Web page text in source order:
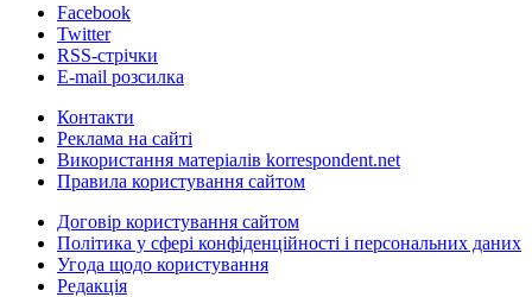
Facebook
Twitter
RSS-стрічки
E-mail розсилка
Контакти
Реклама на сайті
Використання матеріалів korrespondent.net
Правила користування сайтом
Договір користування сайтом
Політика у сфері конфіденційності і персональних даних
Угода щодо користування
Редакція